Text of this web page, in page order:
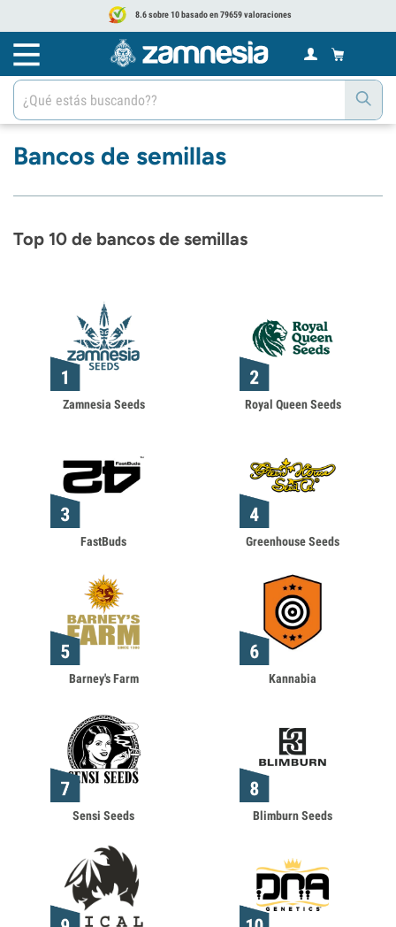
8.6 sobre 10 basado en 79659 valoraciones
Bancos de semillas
Top 10 de bancos de semillas
Zamnesia Seeds Royal Queen Seeds
FastBuds Greenhouse Seeds
Barney's Farm Kannabia
Sensi Seeds Blimburn Seeds